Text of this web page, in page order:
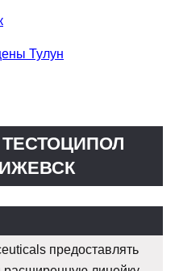
Тулун
предоставлять